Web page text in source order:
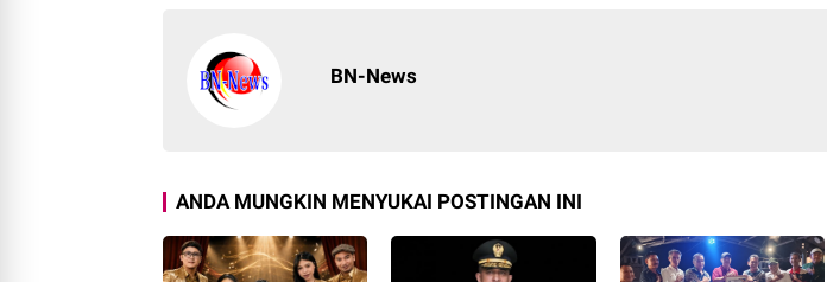
BN-News
ANDA MUNGKIN MENYUKAI POSTINGAN INI